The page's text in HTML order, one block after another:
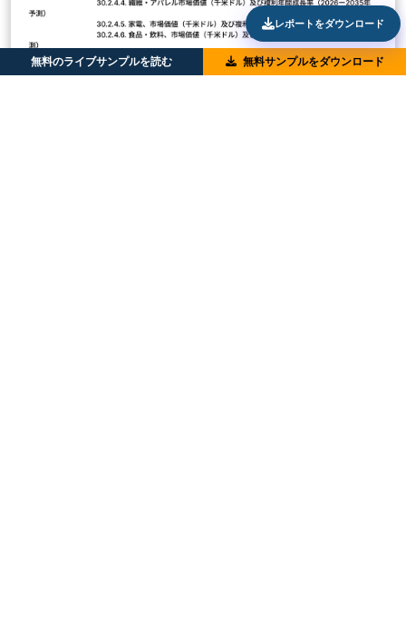
無料のライブサンプルを読む 無料サンプルをダウンロード
レポートをダウンロード